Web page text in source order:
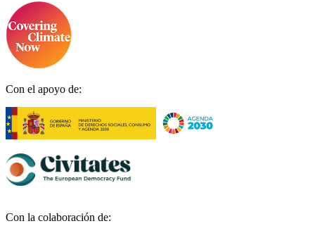
Con el apoyo de:
Con la colaboración de: